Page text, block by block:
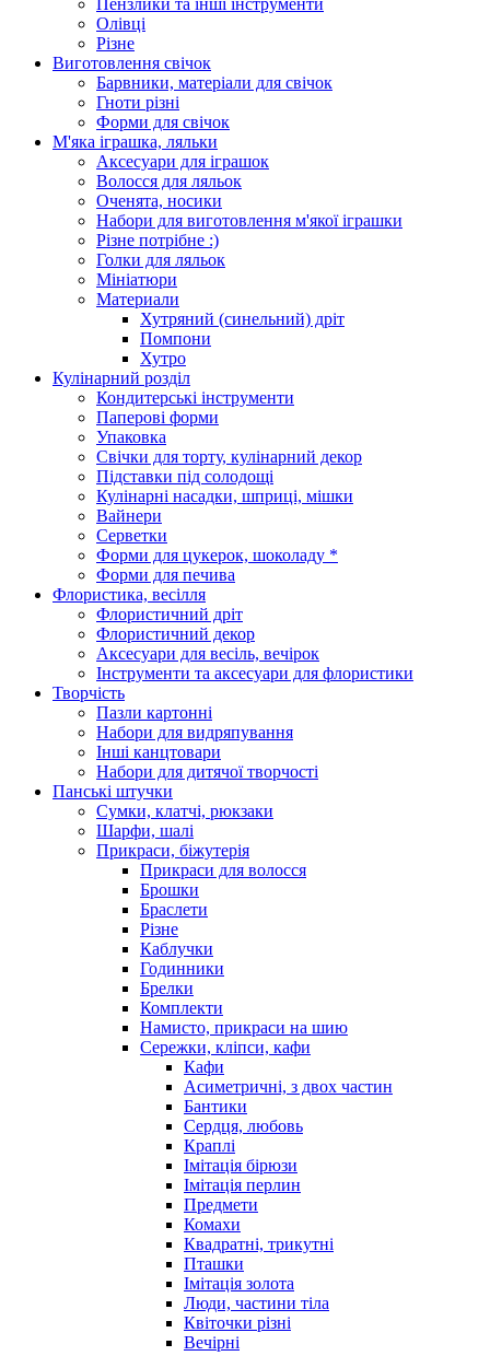
Олівці
Різне
Виготовлення свічок
Барвники, матеріали для свічок
Гноти різні
Форми для свічок
М'яка іграшка, ляльки
Аксесуари для іграшок
Волосся для ляльок
Оченята, носики
Набори для виготовлення м'якої іграшки
Різне потрібне :)
Голки для ляльок
Мініатюри
Материали
Хутряний (синельний) дріт
Помпони
Хутро
Кулінарний розділ
Кондитерські інструменти
Паперові форми
Упаковка
Свічки для торту, кулінарний декор
Підставки під солодощі
Кулінарні насадки, шприці, мішки
Вайнери
Серветки
Форми для цукерок, шоколаду *
Форми для печива
Флористика, весілля
Флористичний дріт
Флористичний декор
Аксесуари для весіль, вечірок
Інструменти та аксесуари для флористики
Творчість
Пазли картонні
Набори для видряпування
Інші канцтовари
Набори для дитячої творчості
Панські штучки
Сумки, клатчі, рюкзаки
Шарфи, шалі
Прикраси, біжутерія
Прикраси для волосся
Брошки
Браслети
Різне
Каблучки
Годинники
Брелки
Комплекти
Намисто, прикраси на шию
Сережки, кліпси, кафи
Кафи
Асиметричні, з двох частин
Бантики
Сердця, любовь
Краплі
Імітація бірюзи
Імітація перлин
Предмети
Комахи
Квадратні, трикутні
Пташки
Імітація золота
Люди, частини тіла
Квіточки різні
Вечірні